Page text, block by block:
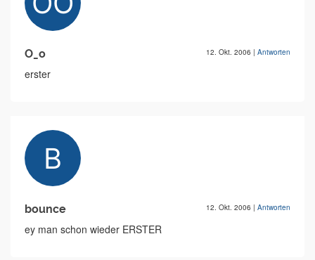
O_o 12. Okt. 2006 | Antworten
erster
bounce 12. Okt. 2006 | Antworten
ey man schon wieder ERSTER